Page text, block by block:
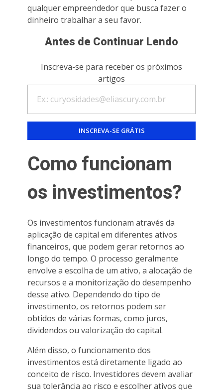
qualquer empreendedor que busca fazer o
dinheiro trabalhar a seu favor.
Antes de Continuar Lendo
Inscreva-se para receber os próximos
artigos
Como funcionam
os investimentos?
Os investimentos funcionam através da
aplicação de capital em diferentes ativos
financeiros, que podem gerar retornos ao
longo do tempo. O processo geralmente
envolve a escolha de um ativo, a alocação de
recursos e a monitorização do desempenho
desse ativo. Dependendo do tipo de
investimento, os retornos podem ser
obtidos de várias formas, como juros,
dividendos ou valorização do capital.
Além disso, o funcionamento dos
investimentos está diretamente ligado ao
conceito de risco. Investidores devem avaliar
sua tolerância ao risco e escolher ativos que